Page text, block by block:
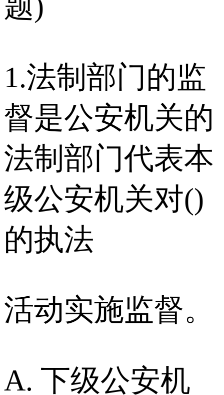
1.法制部门的监
督是公安机关的
法制部门代表本
级公安机关对()
的执法
活动实施监督。
A. 下级公安机